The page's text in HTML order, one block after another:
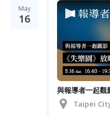
May
16
與報導者一起觀
Taipei